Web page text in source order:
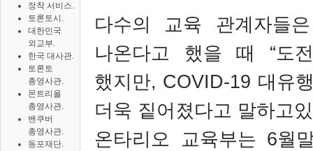
정착 서비스.
토론토시.
대한민국
외교부.
한국 대사관.
토론토
총영사관.
몬트리올
총영사관.
밴쿠버
총영사관.
동포재단.
다수의 교육 관계자들
나온다고 했을 때 “도
했지만, COVID-19 대유
더욱 짙어졌다고 말하고
온타리오 교육부는 6월